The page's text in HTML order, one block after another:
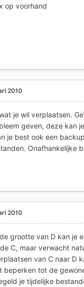
op voorhand
2010
je wil verplaatsen.
geven, deze kan
je best ook een
Onafhankelijke
2010
grootte van D kan je
C, maar verwacht
van C naar D
beperken tot de
je tijdelijke